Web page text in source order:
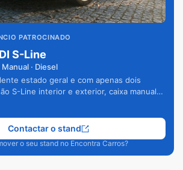
PATROCINADO
S-Line
Manual · Diesel
estado geral e com apenas dois
S-Line interior e exterior, caixa manual
o seu stand no Encontra Carros?
Contactar o stand